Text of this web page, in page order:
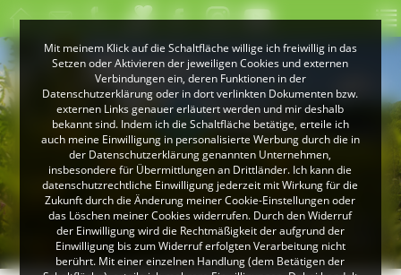
Im Naturpark Südschwarzwald
© Peter Mesenholl
Mit meinem Klick auf die Schaltfläche willige ich freiwillig in das
Setzen oder Aktivieren der jeweiligen Cookies und externen
Verbindungen ein, deren Funktionen in der
Datenschutzerklärung oder in dort verlinkten Dokumenten bzw.
externen Links genauer erläutert werden und mir deshalb
bekannt sind. Indem ich die Schaltfläche betätige, erteile ich
auch meine Einwilligung in personalisierte Werbung durch die in
der Datenschutzerklärung genannten Unternehmen,
insbesondere für Übermittlungen an Drittländer. Ich kann die
datenschutzrechtliche Einwilligung jederzeit mit Wirkung für die
Zukunft durch die Änderung meiner Cookie-Einstellungen oder
das Löschen meiner Cookies widerrufen. Durch den Widerruf
der Einwilligung wird die Rechtmäßigkeit der aufgrund der
Einwilligung bis zum Widerruf erfolgten Verarbeitung nicht
berührt. Mit einer einzelnen Handlung (dem Betätigen der